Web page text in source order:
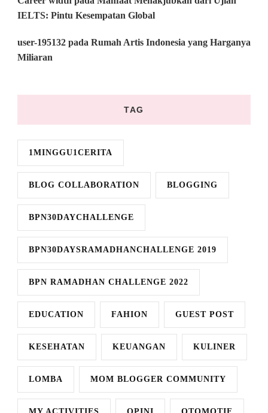
IELTS: Pintu Kesempatan Global
user-195132 pada Rumah Artis Indonesia yang Harganya
Miliaran
TAG
1MINGGU1CERITA
BLOG COLLABORATION BLOGGING
BPN30DAYCHALLENGE
BPN30DAYSRAMADHANCHALLENGE 2019
BPN RAMADHAN CHALLENGE 2022
EDUCATION FAHION GUEST POST
KESEHATAN KEUANGAN KULINER
LOMBA MOM BLOGGER COMMUNITY